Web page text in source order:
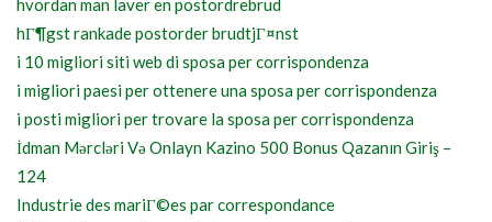
hvordan man laver en postordrebrud
hГ¶gst rankade postorder brudtjГ¤nst
i 10 migliori siti web di sposa per corrispondenza
i migliori paesi per ottenere una sposa per corrispondenza
i posti migliori per trovare la sposa per corrispondenza
İdman Mərcləri Və Onlayn Kazino 500 Bonus Qazanın Giriş –
124
Industrie des mariГ©es par correspondance